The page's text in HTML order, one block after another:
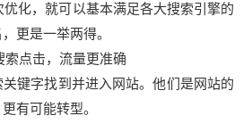
，就可以基本满足各大搜索引擎的
更是一举两得。
点击，流量更准确
字找到并进入网站。他们是网站的
有可能转型。